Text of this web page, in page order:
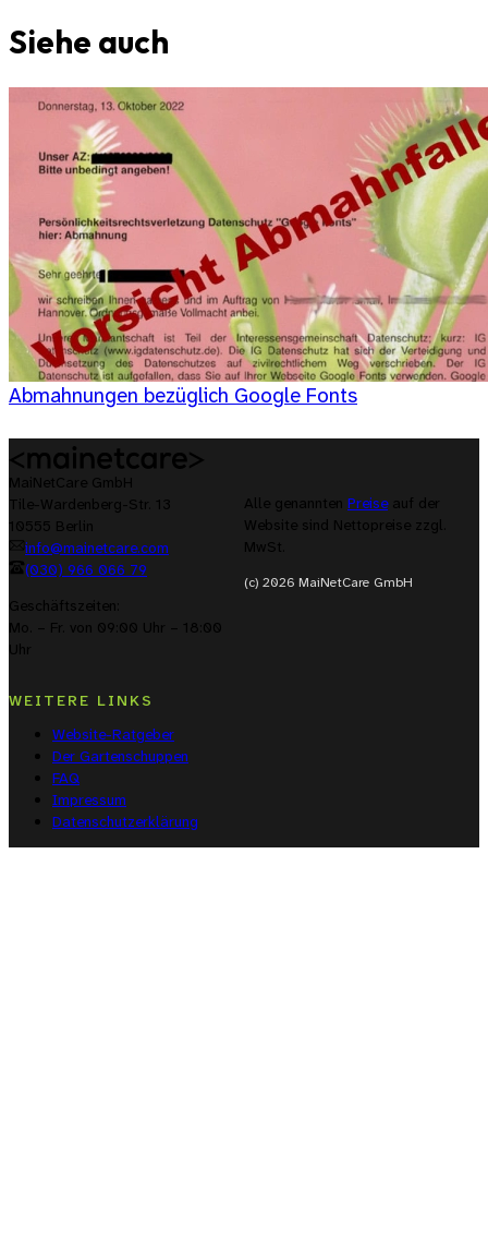
Siehe auch
Abmahnungen bezüglich Google Fonts
MaiNetCare GmbH
Tile-Wardenberg-Str. 13
10555 Berlin
info@mainetcare.com
(030) 966 066 79
Geschäftszeiten:
Mo. – Fr. von 09:00 Uhr – 18:00
Uhr
WEITERE LINKS
Website-Ratgeber
Der Gartenschuppen
FAQ
Impressum
Datenschutzerklärung
Alle genannten Preiseauf der
Website sind Nettopreise zzgl.
MwSt.
(c) 2026 MaiNetCare GmbH